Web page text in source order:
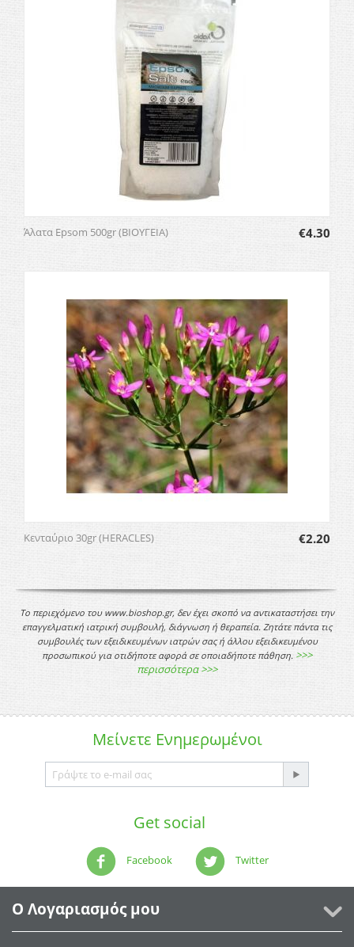
Άλατα Epsom 500gr (ΒΙΟΥΓΕΙΑ) €4.30
Κενταύριο 30gr (HERACLES) €2.20
Το περιεχόμενο του www.bioshop.gr, δεν έχει σκοπό να αντικαταστήσει την
επαγγελματική ιατρική συμβουλή, διάγνωση ή θεραπεία. Ζητάτε πάντα τις
συμβουλές των εξειδικευμένων ιατρών σας ή άλλου εξειδικευμένου
προσωπικού για οτιδήποτε αφορά σε οποιαδήποτε πάθηση. >>>
περισσότερα >>>
Μείνετε Ενημερωμένοι
Get social
Facebook Twitter
Ο Λογαριασμός μου